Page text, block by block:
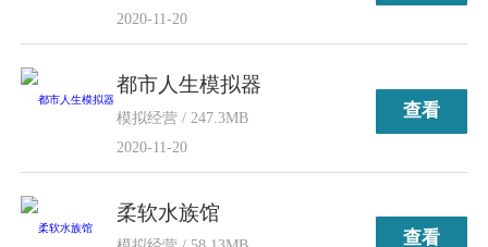
2020-11-20
都市人生模拟器
模拟经营 / 247.3MB
2020-11-20
查看
柔软水族馆
查看